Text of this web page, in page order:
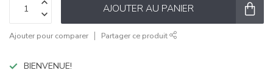
AJOUTER AU PANIER
Ajouter pour comparer Partager ce produit
BIENVENUE!